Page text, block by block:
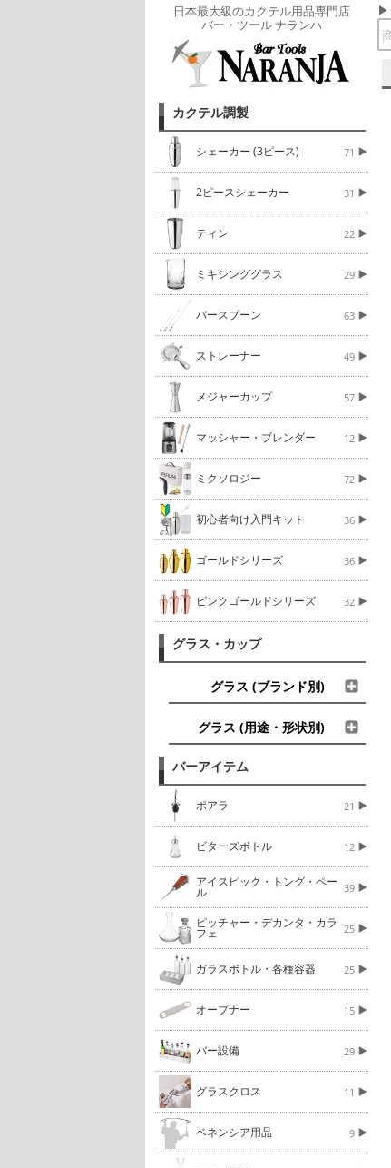
日本最大級のカクテル用品専門店
バー・ツール ナランハ
カクテル調製
シェーカー (3ピース) 71
2ピースシェーカー 31
ティン 22
ミキシンググラス 29
バースプーン 63
ストレーナー 49
メジャーカップ 57
マッシャー・ブレンダー 12
ミクソロジー 72
初心者向け入門キット 36
ゴールドシリーズ 36
ピンクゴールドシリーズ 32
グラス・カップ
グラス (ブランド別)
グラス (用途・形状別)
バーアイテム
ポアラ 21
ビターズボトル 12
アイスピック・トング・ペー
ル 39
ピッチャー・デカンタ・カラ
フェ 25
ガラスボトル・各種容器 25
オープナー 15
バー設備 29
グラスクロス 11
ベネンシア用品 9